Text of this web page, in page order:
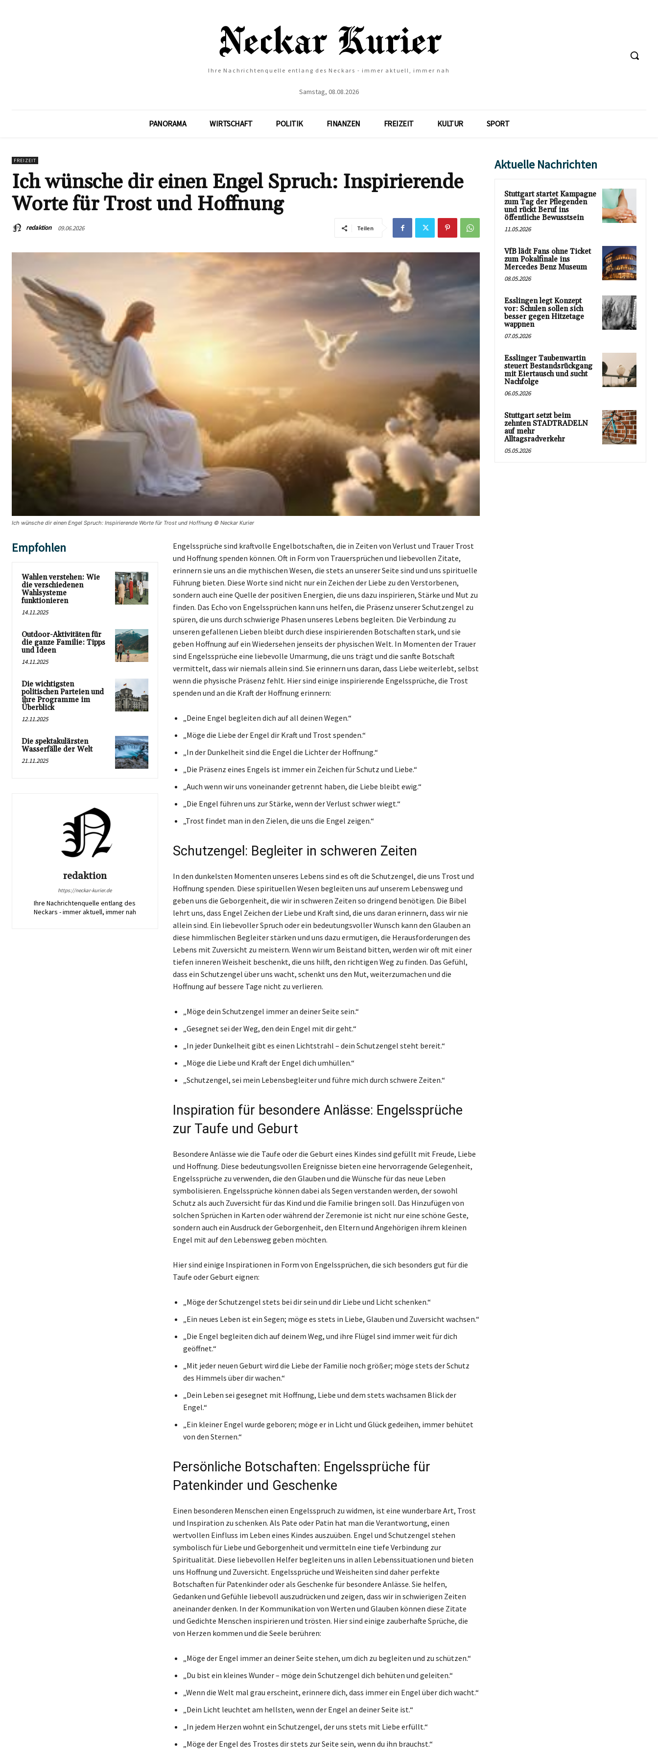
Ihre Nachrichtenquelle entlang des Neckars - immer aktuell, immer nah
Samstag, 08.08.2026
PANORAMA WIRTSCHAFT POLITIK FINANZEN FREIZEIT KULTUR SPORT
FREIZEIT
Ich wünsche dir einen Engel Spruch: Inspirierende
Worte für Trost und Hoffnung
redaktion 09.06.2026 Teilen
Ich wünsche dir einen Engel Spruch: Inspirierende Worte für Trost und Hoffnung © Neckar Kurier
Empfohlen
Wahlen verstehen: Wie
die verschiedenen
Wahlsysteme
funktionieren
14.11.2025
Outdoor-Aktivitäten für
die ganze Familie: Tipps
und Ideen
14.11.2025
Die wichtigsten
politischen Parteien und
ihre Programme im
Überblick
12.11.2025
Die spektakulärsten
Wasserfälle der Welt
21.11.2025
redaktion
https://neckar-kurier.de
Ihre Nachrichtenquelle entlang des
Neckars - immer aktuell, immer nah
Engelssprüche sind kraftvolle Engelbotschaften, die in Zeiten von Verlust und Trauer Trost
und Hoffnung spenden können. Oft in Form von Trauersprüchen und liebevollen Zitate,
erinnern sie uns an die mythischen Wesen, die stets an unserer Seite sind und uns spirituelle
Führung bieten. Diese Worte sind nicht nur ein Zeichen der Liebe zu den Verstorbenen,
sondern auch eine Quelle der positiven Energien, die uns dazu inspirieren, Stärke und Mut zu
finden. Das Echo von Engelssprüchen kann uns helfen, die Präsenz unserer Schutzengel zu
spüren, die uns durch schwierige Phasen unseres Lebens begleiten. Die Verbindung zu
unseren gefallenen Lieben bleibt durch diese inspirierenden Botschaften stark, und sie
geben Hoffnung auf ein Wiedersehen jenseits der physischen Welt. In Momenten der Trauer
sind Engelssprüche eine liebevolle Umarmung, die uns trägt und die sanfte Botschaft
vermittelt, dass wir niemals allein sind. Sie erinnern uns daran, dass Liebe weiterlebt, selbst
wenn die physische Präsenz fehlt. Hier sind einige inspirierende Engelssprüche, die Trost
spenden und an die Kraft der Hoffnung erinnern:
„Deine Engel begleiten dich auf all deinen Wegen.“
„Möge die Liebe der Engel dir Kraft und Trost spenden.“
„In der Dunkelheit sind die Engel die Lichter der Hoffnung.“
„Die Präsenz eines Engels ist immer ein Zeichen für Schutz und Liebe.“
„Auch wenn wir uns voneinander getrennt haben, die Liebe bleibt ewig.“
„Die Engel führen uns zur Stärke, wenn der Verlust schwer wiegt.“
„Trost findet man in den Zielen, die uns die Engel zeigen.“
Schutzengel: Begleiter in schweren Zeiten
In den dunkelsten Momenten unseres Lebens sind es oft die Schutzengel, die uns Trost und
Hoffnung spenden. Diese spirituellen Wesen begleiten uns auf unserem Lebensweg und
geben uns die Geborgenheit, die wir in schweren Zeiten so dringend benötigen. Die Bibel
lehrt uns, dass Engel Zeichen der Liebe und Kraft sind, die uns daran erinnern, dass wir nie
allein sind. Ein liebevoller Spruch oder ein bedeutungsvoller Wunsch kann den Glauben an
diese himmlischen Begleiter stärken und uns dazu ermutigen, die Herausforderungen des
Lebens mit Zuversicht zu meistern. Wenn wir um Beistand bitten, werden wir oft mit einer
tiefen inneren Weisheit beschenkt, die uns hilft, den richtigen Weg zu finden. Das Gefühl,
dass ein Schutzengel über uns wacht, schenkt uns den Mut, weiterzumachen und die
Hoffnung auf bessere Tage nicht zu verlieren.
„Möge dein Schutzengel immer an deiner Seite sein.“
„Gesegnet sei der Weg, den dein Engel mit dir geht.“
„In jeder Dunkelheit gibt es einen Lichtstrahl – dein Schutzengel steht bereit.“
„Möge die Liebe und Kraft der Engel dich umhüllen.“
„Schutzengel, sei mein Lebensbegleiter und führe mich durch schwere Zeiten.“
Inspiration für besondere Anlässe: Engelssprüche
zur Taufe und Geburt
Besondere Anlässe wie die Taufe oder die Geburt eines Kindes sind gefüllt mit Freude, Liebe
und Hoffnung. Diese bedeutungsvollen Ereignisse bieten eine hervorragende Gelegenheit,
Engelssprüche zu verwenden, die den Glauben und die Wünsche für das neue Leben
symbolisieren. Engelssprüche können dabei als Segen verstanden werden, der sowohl
Schutz als auch Zuversicht für das Kind und die Familie bringen soll. Das Hinzufügen von
solchen Sprüchen in Karten oder während der Zeremonie ist nicht nur eine schöne Geste,
sondern auch ein Ausdruck der Geborgenheit, den Eltern und Angehörigen ihrem kleinen
Engel mit auf den Lebensweg geben möchten.
Hier sind einige Inspirationen in Form von Engelssprüchen, die sich besonders gut für die
Taufe oder Geburt eignen:
„Möge der Schutzengel stets bei dir sein und dir Liebe und Licht schenken.“
„Ein neues Leben ist ein Segen; möge es stets in Liebe, Glauben und Zuversicht wachsen.“
„Die Engel begleiten dich auf deinem Weg, und ihre Flügel sind immer weit für dich
geöffnet.“
„Mit jeder neuen Geburt wird die Liebe der Familie noch größer; möge stets der Schutz
des Himmels über dir wachen.“
„Dein Leben sei gesegnet mit Hoffnung, Liebe und dem stets wachsamen Blick der
Engel.“
„Ein kleiner Engel wurde geboren; möge er in Licht und Glück gedeihen, immer behütet
von den Sternen.“
Persönliche Botschaften: Engelssprüche für
Patenkinder und Geschenke
Einen besonderen Menschen einen Engelsspruch zu widmen, ist eine wunderbare Art, Trost
und Inspiration zu schenken. Als Pate oder Patin hat man die Verantwortung, einen
wertvollen Einfluss im Leben eines Kindes auszuüben. Engel und Schutzengel stehen
symbolisch für Liebe und Geborgenheit und vermitteln eine tiefe Verbindung zur
Spiritualität. Diese liebevollen Helfer begleiten uns in allen Lebenssituationen und bieten
uns Hoffnung und Zuversicht. Engelssprüche und Weisheiten sind daher perfekte
Botschaften für Patenkinder oder als Geschenke für besondere Anlässe. Sie helfen,
Gedanken und Gefühle liebevoll auszudrücken und zeigen, dass wir in schwierigen Zeiten
aneinander denken. In der Kommunikation von Werten und Glauben können diese Zitate
und Gedichte Menschen inspirieren und trösten. Hier sind einige zauberhafte Sprüche, die
von Herzen kommen und die Seele berühren:
„Möge der Engel immer an deiner Seite stehen, um dich zu begleiten und zu schützen.“
„Du bist ein kleines Wunder – möge dein Schutzengel dich behüten und geleiten.“
„Wenn die Welt mal grau erscheint, erinnere dich, dass immer ein Engel über dich wacht.“
„Dein Licht leuchtet am hellsten, wenn der Engel an deiner Seite ist.“
„In jedem Herzen wohnt ein Schutzengel, der uns stets mit Liebe erfüllt.“
„Möge der Engel des Trostes dir stets zur Seite sein, wenn du ihn brauchst.“
Aktuelle Nachrichten
Stuttgart startet Kampagne
zum Tag der Pflegenden
und rückt Beruf ins
öffentliche Bewusstsein
11.05.2026
VfB lädt Fans ohne Ticket
zum Pokalfinale ins
Mercedes Benz Museum
08.05.2026
Esslingen legt Konzept
vor: Schulen sollen sich
besser gegen Hitzetage
wappnen
07.05.2026
Esslinger Taubenwartin
steuert Bestandsrückgang
mit Eiertausch und sucht
Nachfolge
06.05.2026
Stuttgart setzt beim
zehnten STADTRADELN
auf mehr
Alltagsradverkehr
05.05.2026